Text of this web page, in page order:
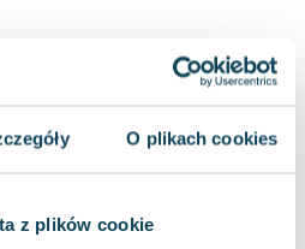
O plikach cookies
z plików cookie